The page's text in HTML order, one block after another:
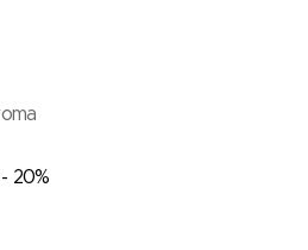
20%